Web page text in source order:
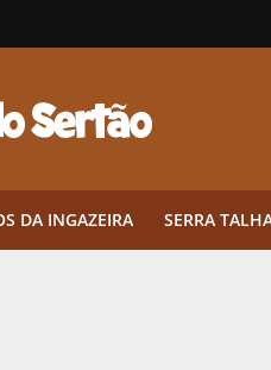
DA INGAZEIRA SERRA